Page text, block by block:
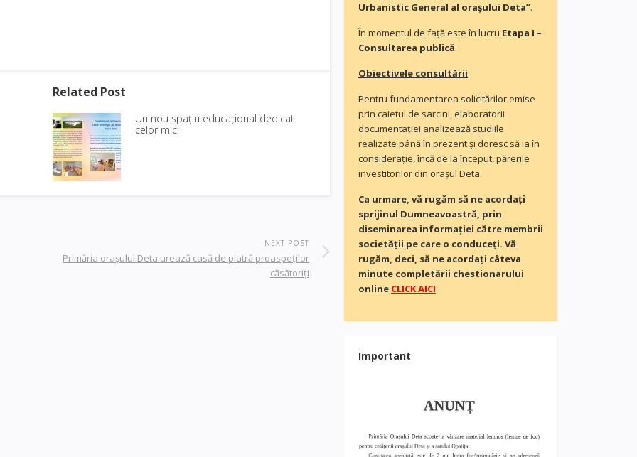
Related Post
Un nou spațiu educațional dedicat
celor mici
NEXT POST
Primăria oraşului Deta urează casă de piatră proaspeţilor
căsătoriţi
Urbanistic General al orașului Deta”.
În momentul de faţă este în lucru Etapa I –
Consultarea publică.
Obiectivele consultării
Pentru fundamentarea solicitărilor emise
prin caietul de sarcini, elaboratorii
documentaţiei analizează studiile
realizate până în prezent și doresc să ia în
consideraţie, încă de la început, părerile
investitorilor din orașul Deta.
Ca urmare, vă rugăm să ne acordaţi
sprijinul Dumneavoastră, prin
diseminarea informației către membrii
societății pe care o conduceți. Vă
rugăm, deci, să ne acordați câteva
minute completării chestionarului
online CLICK AICI
Important